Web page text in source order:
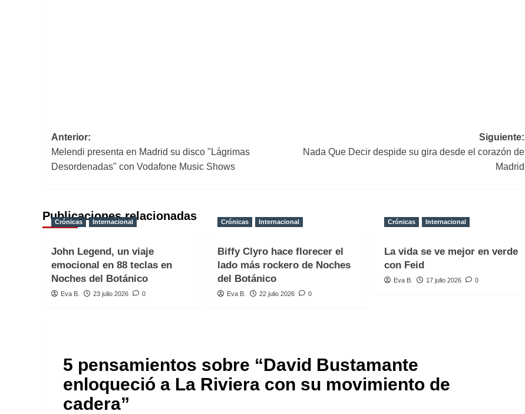
Navegación
de
Anterior:
Melendi presenta en Madrid su disco "Lágrimas
Desordenadas" con Vodafone Music Shows
Siguiente:
Nada Que Decir despide su gira desde el corazón de
Madrid
Publicaciones relacionadas
Crónicas Internacional
John Legend, un viaje
emocional en 88 teclas en
Noches del Botánico
Eva B. 23 julio 2026 0
Crónicas Internacional
Biffy Clyro hace florecer el
lado más rockero de Noches
del Botánico
Eva B. 22 julio 2026 0
Crónicas Internacional
La vida se ve mejor en verde
con Feid
Eva B. 17 julio 2026 0
5 pensamientos sobre “David Bustamante
enloqueció a La Riviera con su movimiento de
cadera”